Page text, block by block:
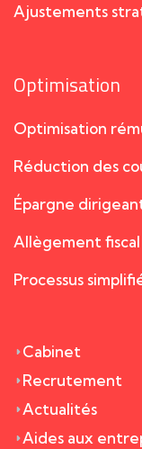
Ajustements
Optimisation
Optimisation
Réduction des
Épargne
Allègement fiscal
Processus
Cabinet
Recrutement
Actualités
Aides aux